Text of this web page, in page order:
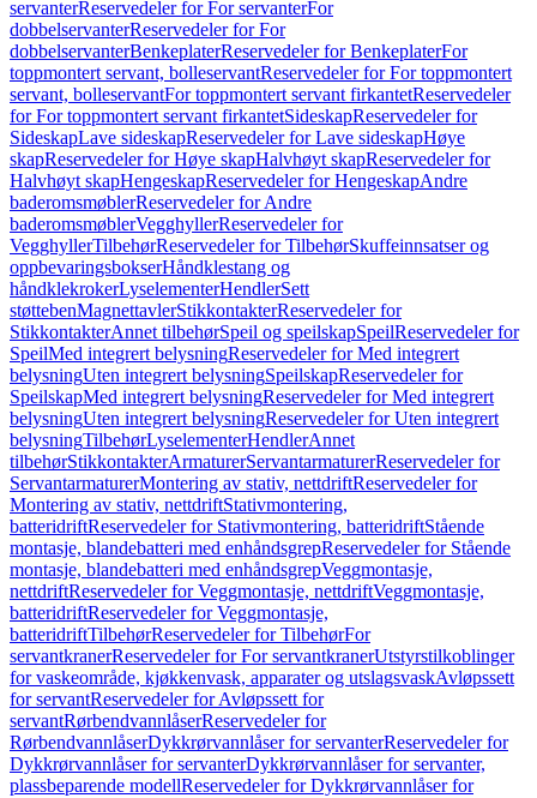
servanterReservedeler for For servanterFor
dobbelservanterReservedeler for For
dobbelservanterBenkeplaterReservedeler for BenkeplaterFor
toppmontert servant, bolleservantReservedeler for For toppmontert
servant, bolleservantFor toppmontert servant firkantetReservedeler
for For toppmontert servant firkantetSideskapReservedeler for
SideskapLave sideskapReservedeler for Lave sideskapHøye
skapReservedeler for Høye skapHalvhøyt skapReservedeler for
Halvhøyt skapHengeskapReservedeler for HengeskapAndre
baderomsmøblerReservedeler for Andre
baderomsmøblerVegghyllerReservedeler for
VegghyllerTilbehørReservedeler for TilbehørSkuffeinnsatser og
oppbevaringsbokserHåndklestang og
håndklekrokerLyselementerHendlerSett
støttebenMagnettavlerStikkontakterReservedeler for
StikkontakterAnnet tilbehørSpeil og speilskapSpeilReservedeler for
SpeilMed integrert belysningReservedeler for Med integrert
belysningUten integrert belysningSpeilskapReservedeler for
SpeilskapMed integrert belysningReservedeler for Med integrert
belysningUten integrert belysningReservedeler for Uten integrert
belysningTilbehørLyselementerHendlerAnnet
tilbehørStikkontakterArmaturerServantarmaturerReservedeler for
ServantarmaturerMontering av stativ, nettdriftReservedeler for
Montering av stativ, nettdriftStativmontering,
batteridriftReservedeler for Stativmontering, batteridriftStående
montasje, blandebatteri med enhåndsgrepReservedeler for Stående
montasje, blandebatteri med enhåndsgrepVeggmontasje,
nettdriftReservedeler for Veggmontasje, nettdriftVeggmontasje,
batteridriftReservedeler for Veggmontasje,
batteridriftTilbehørReservedeler for TilbehørFor
servantkranerReservedeler for For servantkranerUtstyrstilkoblinger
for vaskeområde, kjøkkenvask, apparater og utslagsvaskAvløpssett
for servantReservedeler for Avløpssett for
servantRørbendvannlåserReservedeler for
RørbendvannlåserDykkrørvannlåser for servanterReservedeler for
Dykkrørvannlåser for servanterDykkrørvannlåser for servanter,
plassbeparende modellReservedeler for Dykkrørvannlåser for